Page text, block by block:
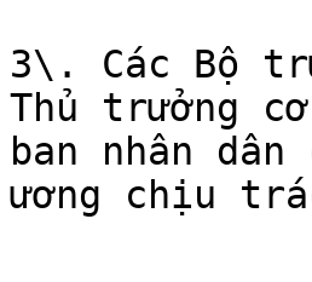
3\. Các Bộ
Thủ trưởng
ban nhân